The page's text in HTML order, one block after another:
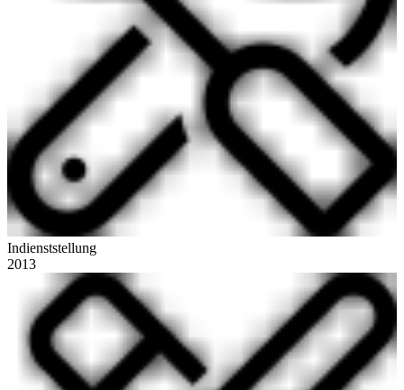
Indienststellung
2013